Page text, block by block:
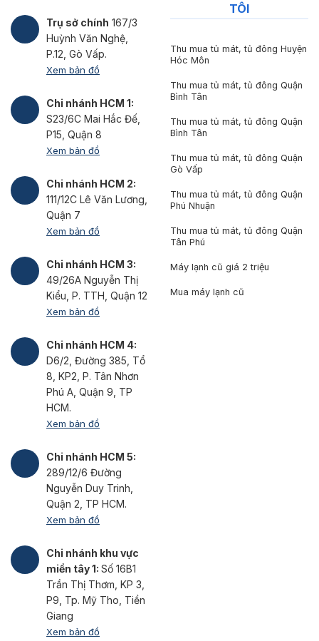
Trụ sở chính 167/3
Huỳnh Văn Nghệ,
P.12, Gò Vấp.
Xem bản đồ
Chi nhánh HCM 1:
S23/6C Mai Hắc Đế,
P15, Quận 8
Xem bản đồ
Chi nhánh HCM 2:
111/12C Lê Văn Lương,
Quận 7
Xem bản đồ
Chi nhánh HCM 3:
49/26A Nguyễn Thị
Kiểu, P. TTH, Quận 12
Xem bản đồ
Chi nhánh HCM 4:
D6/2, Đường 385, Tổ
8, KP2, P. Tân Nhơn
Phú A, Quận 9, TP
HCM.
Xem bản đồ
Chi nhánh HCM 5:
289/12/6 Đường
Nguyễn Duy Trinh,
Quận 2, TP HCM.
Xem bản đồ
Chi nhánh khu vực
miền tây 1: Số 16B1
Trần Thị Thơm, KP 3,
P9, Tp. Mỹ Tho, Tiền
Giang
Xem bản đồ
TÔI
Thu mua tủ mát, tủ đông Huyện
Hóc Môn
Thu mua tủ mát, tủ đông Quận
Bình Tân
Thu mua tủ mát, tủ đông Quận
Bình Tân
Thu mua tủ mát, tủ đông Quận
Gò Vấp
Thu mua tủ mát, tủ đông Quận
Phú Nhuận
Thu mua tủ mát, tủ đông Quận
Tân Phú
Máy lạnh cũ giá 2 triệu
Mua máy lạnh cũ